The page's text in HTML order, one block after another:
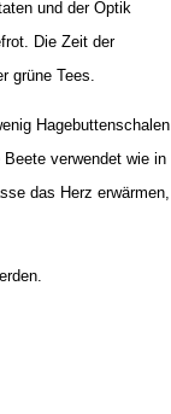
und der Optik
Die Zeit der
grüne Tees.
Hagebuttenschalen
verwendet wie in
das Herz erwärmen,